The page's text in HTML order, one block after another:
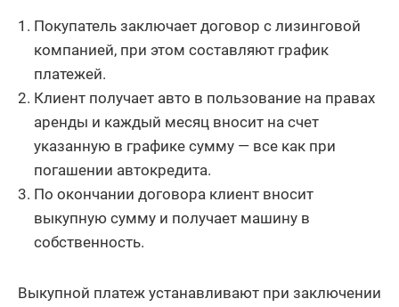
Покупатель заключает договор с лизинговой
компанией, при этом составляют график
платежей.
Клиент получает авто в пользование на правах
аренды и каждый месяц вносит на счет
указанную в графике сумму — все как при
погашении автокредита.
По окончании договора клиент вносит
выкупную сумму и получает машину в
собственность.
Выкупной платеж устанавливают при заключении